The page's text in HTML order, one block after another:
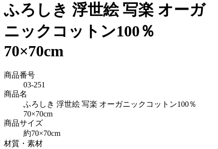
ふろしき 浮世絵 写楽 オーガ
ニックコットン100％
70×70cm
商品番号
03-251
商品名
ふろしき 浮世絵 写楽 オーガニックコットン100％
70×70cm
商品サイズ
約70×70cm
材質・素材